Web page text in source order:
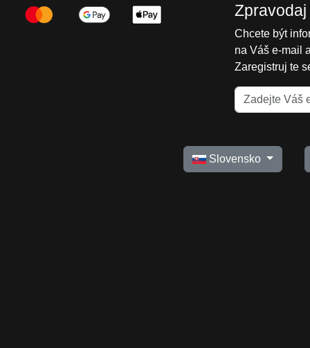
Zpravodaj
Chcete být
na Váš e-mail
Zaregistruj te
Slovensko